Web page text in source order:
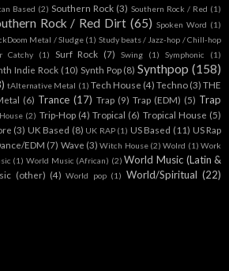
Based (2) Southern Rock (3) Southern Rock / Red (1)
Rock / Red Dirt (65) Spoken Word (1)
Metal / Sludge (1) Study beats / Jazz-hop / Chill-hop
Catchy (1) Surf Rock (7) Swing (1) Symphonic (1)
Indie Rock (10) Synth Pop (8) Synthpop (158)
tAlternative Metal (1) Tech House (4) Techno (3) THE
(6) Trance (17) Trap (9) Trap (EDM) (5) Trap
(2) Trip-Hop (4) Tropical (6) Tropical House (5)
(3) UK Based (8) UK RAP (1) US Based (11) US Rap
EDM (7) Wave (3) Witch House (2) Wolrd (1) Work
(1) World Music (African) (2) World Music (Latin &
(other) (4) World pop (1) World/Spiritual (22)